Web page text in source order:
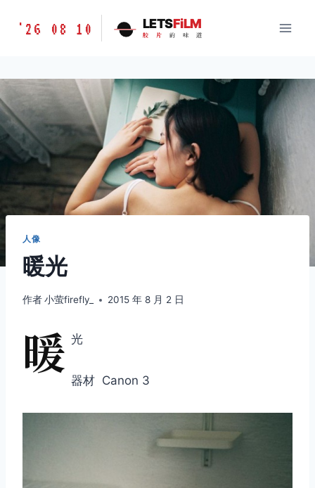
胶
味
道
LETSFILM
'26 08 10 LETSFiLM
胶 片 的 味 道
人像
暖光
作者小萤firefly_ 2015 年 8 月 2 日
暖 光
器材 Canon 3